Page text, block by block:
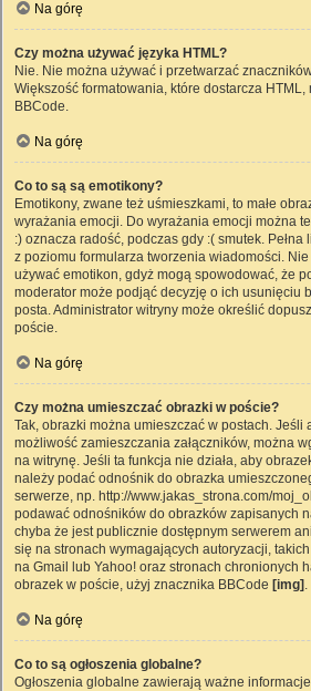
Na górę
Czy można używać języka HTML?
Nie. Nie można używać i przetwarzać
Większość formatowania, które dostarcza
BBCode.
Na górę
Co to są są emotikony?
Emotikony, zwane też uśmieszkami, to małe
wyrażania emocji. Do wyrażania emocji można
:) oznacza radość, podczas gdy :( smutek.
z poziomu formularza tworzenia wiadomości.
używać emotikon, gdyż mogą spowodować, że
moderator może podjąć decyzję o ich usunięciu
posta. Administrator witryny może określić
poście.
Na górę
Czy można umieszczać obrazki w poście?
Tak, obrazki można umieszczać w postach. Jeśli
możliwość zamieszczania załączników, można
na witrynę. Jeśli ta funkcja nie działa, aby
należy podać odnośnik do obrazka
serwerze, np. http://www.jakas_strona.com/
podawać odnośników do obrazków zapisanych
chyba że jest publicznie dostępnym serwerem
się na stronach wymagających autoryzacji,
na Gmail lub Yahoo! oraz stronach chronionych
obrazek w poście, użyj znacznika BBCode [img] .
Na górę
Co to są ogłoszenia globalne?
Ogłoszenia globalne zawierają ważne